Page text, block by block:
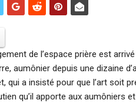
de l’espace prière est
aumônier depuis une dizaine
qui a insisté pour que l’art soit
qu’il apporte aux aumôniers